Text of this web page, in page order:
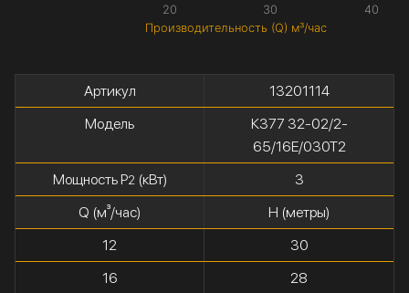
Производительность (Q) м³/час
20 30 40
Артикул
13201114
Модель
К377 32-02/2-
65/16Е/030Т2
Мощность P2(кВт)
3
Q (м³/час)
H (метры)
12
30
16
28